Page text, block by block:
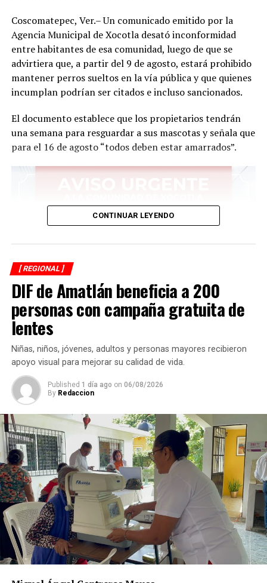
Coscomatepec, Ver.– Un comunicado emitido por la
Agencia Municipal de Xocotla desató inconformidad
entre habitantes de esa comunidad, luego de que se
advirtiera que, a partir del 9 de agosto, estará prohibido
mantener perros sueltos en la vía pública y que quienes
incumplan podrían ser citados e incluso sancionados.
El documento establece que los propietarios tendrán
una semana para resguardar a sus mascotas y señala que
para el 16 de agosto “todos deben estar amarrados”.
Asimismo, anuncia que ese día autoridades comunitarias
realizarán recorridos para fotografiar a los perros que
permanezcan en las calles, solicitar información a
vecinos para identificar a sus dueños y, posteriormente,
citarlos al palacio de la comunidad, donde incluso
podrían hacerse acreedores a una multa.
La publicación provocó críticas entre pobladores,
quienes consideran que la Agencia Municipal podría
estar excediendo sus atribuciones al anunciar posibles
sanciones sin precisar el fundamento jurídico que las
CONTINUAR LEYENDO
[ REGIONAL ]
DIF de Amatlán beneficia a 200
personas con campaña gratuita de
lentes
Niñas, niños, jóvenes, adultos y personas mayores recibieron
apoyo visual para mejorar su calidad de vida.
Published 1 día ago on 06/08/2026
By Redaccion